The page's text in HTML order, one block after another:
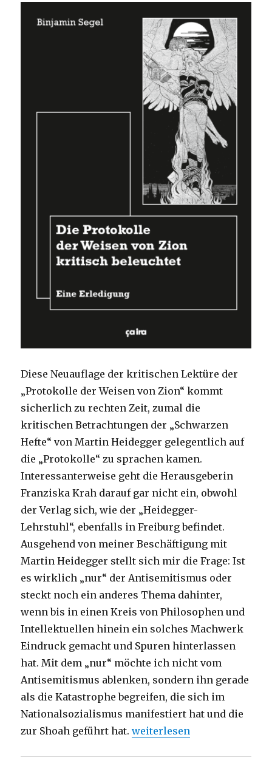
Diese Neuauflage der kritischen Lektüre der
„Protokolle der Weisen von Zion“ kommt
sicherlich zu rechten Zeit, zumal die
kritischen Betrachtungen der „Schwarzen
Hefte“ von Martin Heidegger gelegentlich auf
die „Protokolle“ zu sprachen kamen.
Interessanterweise geht die Herausgeberin
Franziska Krah darauf gar nicht ein, obwohl
der Verlag sich, wie der „Heidegger-
Lehrstuhl“, ebenfalls in Freiburg befindet.
Ausgehend von meiner Beschäftigung mit
Martin Heidegger stellt sich mir die Frage: Ist
es wirklich „nur“ der Antisemitismus oder
steckt noch ein anderes Thema dahinter,
wenn bis in einen Kreis von Philosophen und
Intellektuellen hinein ein solches Machwerk
Eindruck gemacht und Spuren hinterlassen
hat. Mit dem „nur“ möchte ich nicht vom
Antisemitismus ablenken, sondern ihn gerade
als die Katastrophe begreifen, die sich im
Nationalsozialismus manifestiert hat und die
zur Shoah geführt hat.„Grundlagen des
weiterlesen